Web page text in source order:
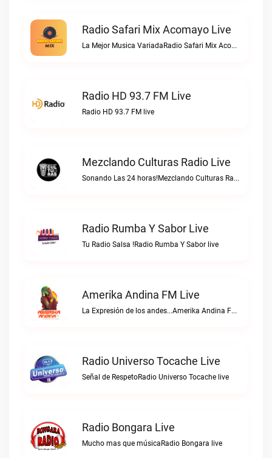
Radio Safari Mix Acomayo Live
La Mejor Musica VariadaRadio Safari Mix Acomayo live
Radio HD 93.7 FM Live
Radio HD 93.7 FM live
Mezclando Culturas Radio Live
Sonando Las 24 horas!Mezclando Culturas Radio live
Radio Rumba Y Sabor Live
Tu Radio Salsa !Radio Rumba Y Sabor live
Amerika Andina FM Live
La Expresión de los andes...Amerika Andina FM live
Radio Universo Tocache Live
Señal de RespetoRadio Universo Tocache live
Radio Bongara Live
Mucho mas que músicaRadio Bongara live